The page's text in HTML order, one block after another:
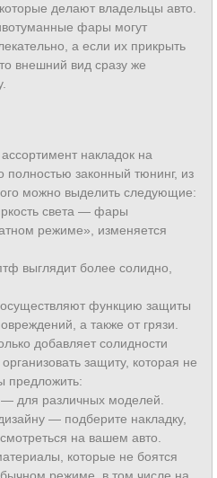
делают владельцы авто.
фары могут
а если их прикрыть
внешний вид сразу же
накладок на
законный тюнинг, из
можно выделить следующие:
света — фары
режиме», изменяется
выглядит более солидно,
функцию защиты
а также от грязи.
добавляет солидности
защиту, которая не
предложить:
для различных моделей.
— подберите накладку,
на вашем авто.
которые не боятся